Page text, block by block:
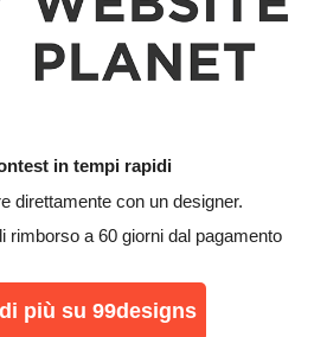
in tempi rapidi
direttamente con un designer.
rimborso a 60 giorni dal pagamento
più su 99designs